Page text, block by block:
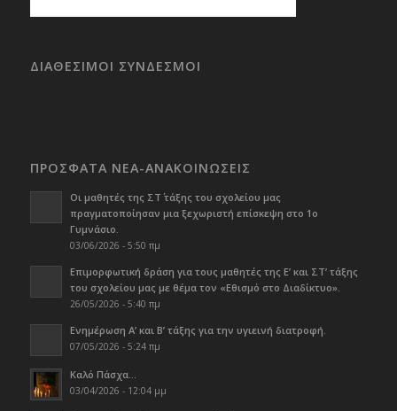
ΔΙΑΘΕΣΙΜΟΙ ΣΥΝΔΕΣΜΟΙ
ΠΡΟΣΦΑΤΑ ΝΕΑ-ΑΝΑΚΟΙΝΩΣΕΙΣ
Οι μαθητές της ΣΤ΄ τάξης του σχολείου μας
πραγματοποίησαν μια ξεχωριστή επίσκεψη στο 1ο
Γυμνάσιο.
03/06/2026 - 5:50 πμ
Επιμορφωτική δράση για τους μαθητές της Ε’ και ΣΤ’ τάξης
του σχολείου μας με θέμα τον «Εθισμό στο Διαδίκτυο».
26/05/2026 - 5:40 πμ
Ενημέρωση Α’ και Β’ τάξης για την υγιεινή διατροφή.
07/05/2026 - 5:24 πμ
Καλό Πάσχα…
03/04/2026 - 12:04 μμ